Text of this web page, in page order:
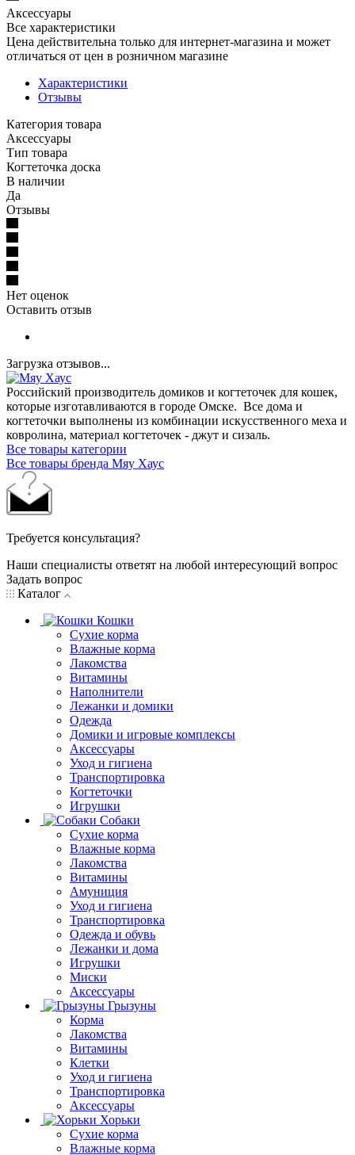
Аксессуары
Все характеристики
Цена действительна только для интернет-магазина и может
отличаться от цен в розничном магазине
Характеристики
Отзывы
Категория товара
Аксессуары
Тип товара
Когтеточка доска
В наличии
Да
Отзывы
Нет оценок
Оставить отзыв
Загрузка отзывов...
Российский производитель домиков и когтеточек для кошек,
которые изготавливаются в городе Омске. Все дома и
когтеточки выполнены из комбинации искусственного меха и
ковролина, материал когтеточек - джут и сизаль.
Все товары категории
Все товары бренда Мяу Хаус
Требуется консультация?
Наши специалисты ответят на любой интересующий вопрос
Задать вопрос
Каталог
Кошки
Сухие корма
Влажные корма
Лакомства
Витамины
Наполнители
Лежанки и домики
Одежда
Домики и игровые комплексы
Аксессуары
Уход и гигиена
Транспортировка
Когтеточки
Игрушки
Собаки
Сухие корма
Влажные корма
Лакомства
Витамины
Амуниция
Уход и гигиена
Транспортировка
Одежда и обувь
Лежанки и дома
Игрушки
Миски
Аксессуары
Грызуны
Корма
Лакомства
Витамины
Клетки
Уход и гигиена
Транспортировка
Аксессуары
Хорьки
Сухие корма
Влажные корма